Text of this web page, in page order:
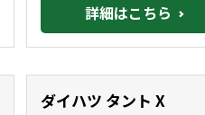
詳細はこちら
ダイハツ タント X